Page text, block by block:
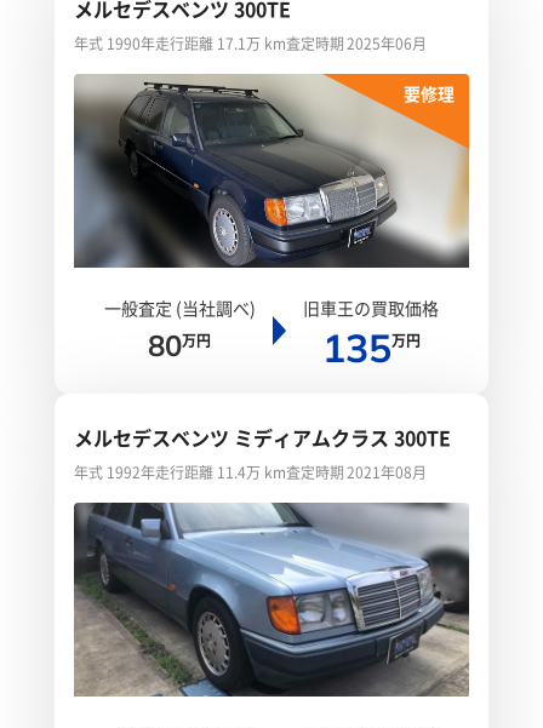
メルセデスベンツ 300TE
年式 1990年走行距離 17.1万 km査定時期 2025年06月
要修理
一般査定 (当社調べ)
80万円
旧車王の買取価格
135万円
メルセデスベンツ ミディアムクラス 300TE
年式 1992年走行距離 11.4万 km査定時期 2021年08月